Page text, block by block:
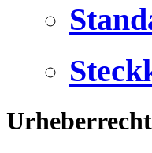
Urheberrecht